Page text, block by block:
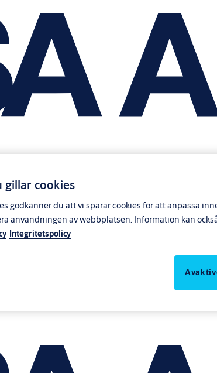
gillar cookies
godkänner du att vi sparar cookies för att anpassa
användningen av webbplatsen. Information kan
Integritetspolicy